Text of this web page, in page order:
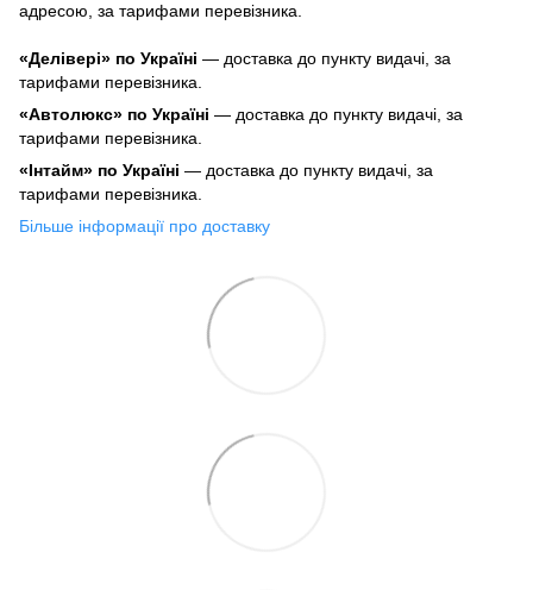
адресою, за тарифами перевізника.
«Делівері» по Україні — доставка до пункту видачі, за
тарифами перевізника.
«Автолюкс» по Україні — доставка до пункту видачі, за
тарифами перевізника.
«Інтайм» по Україні — доставка до пункту видачі, за
тарифами перевізника.
Більше інформації про доставку